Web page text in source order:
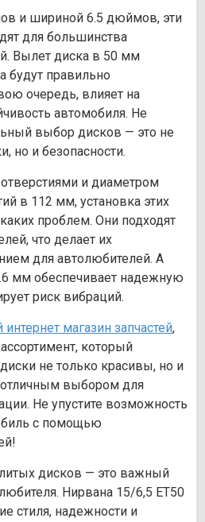
и шириной 6.5 дюймов, эти
для большинства
Вылет диска в 50 мм
будут правильно
очередь, влияет на
автомобиля. Не
выбор дисков — это не
но и безопасности.
и диаметром
в 112 мм, установка этих
проблем. Они подходят
что делает их
для автолюбителей. А
мм обеспечивает надежную
риск вибраций.
магазин запчастей,
который
не только красивы, но и
отличным выбором для
Не упустите возможность
с помощью
дисков — это важный
Нирвана 15/6,5 ET50
стиля, надежности и